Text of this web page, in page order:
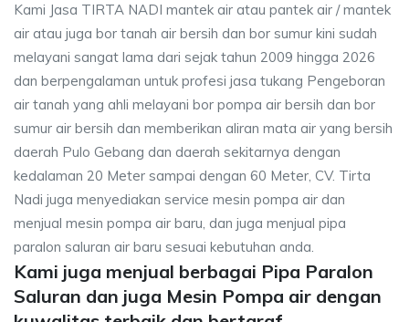
Kami Jasa TIRTA NADI mantek air atau pantek air / mantek
air atau juga bor tanah air bersih dan bor sumur kini sudah
melayani sangat lama dari sejak tahun 2009 hingga 2026
dan berpengalaman untuk profesi jasa tukang Pengeboran
air tanah yang ahli melayani bor pompa air bersih dan bor
sumur air bersih dan memberikan aliran mata air yang bersih
daerah Pulo Gebang dan daerah sekitarnya dengan
kedalaman 20 Meter sampai dengan 60 Meter, CV. Tirta
Nadi juga menyediakan service mesin pompa air dan
menjual mesin pompa air baru, dan juga menjual pipa
paralon saluran air baru sesuai kebutuhan anda.
Kami juga menjual berbagai Pipa Paralon
Saluran dan juga Mesin Pompa air dengan